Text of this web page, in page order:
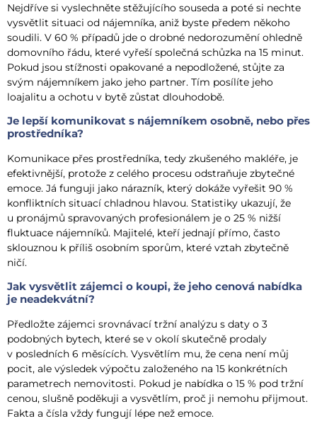
Nejdříve si vyslechněte stěžujícího souseda a poté si nechte
vysvětlit situaci od nájemníka, aniž byste předem někoho
soudili. V 60 % případů jde o drobné nedorozumění ohledně
domovního řádu, které vyřeší společná schůzka na 15 minut.
Pokud jsou stížnosti opakované a nepodložené, stůjte za
svým nájemníkem jako jeho partner. Tím posílíte jeho
loajalitu a ochotu v bytě zůstat dlouhodobě.
Je lepší komunikovat s nájemníkem osobně, nebo přes
prostředníka?
Komunikace přes prostředníka, tedy zkušeného makléře, je
efektivnější, protože z celého procesu odstraňuje zbytečné
emoce. Já funguji jako nárazník, který dokáže vyřešit 90 %
konfliktních situací chladnou hlavou. Statistiky ukazují, že
u pronájmů spravovaných profesionálem je o 25 % nižší
fluktuace nájemníků. Majitelé, kteří jednají přímo, často
sklouznou k příliš osobním sporům, které vztah zbytečně
ničí.
Jak vysvětlit zájemci o koupi, že jeho cenová nabídka
je neadekvátní?
Předložte zájemci srovnávací tržní analýzu s daty o 3
podobných bytech, které se v okolí skutečně prodaly
v posledních 6 měsících. Vysvětlím mu, že cena není můj
pocit, ale výsledek výpočtu založeného na 15 konkrétních
parametrech nemovitosti. Pokud je nabídka o 15 % pod tržní
cenou, slušně poděkuji a vysvětlím, proč ji nemohu přijmout.
Fakta a čísla vždy fungují lépe než emoce.